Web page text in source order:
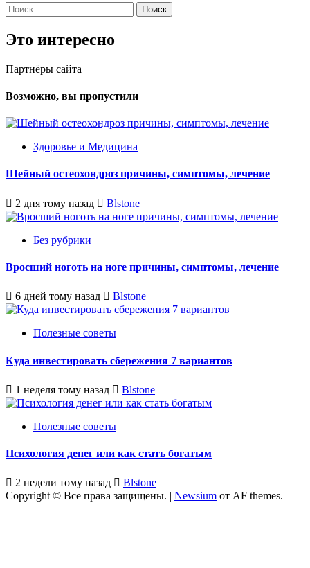
Найти:
Это интересно
Партнёры сайта
Возможно, вы пропустили
Здоровье и Медицина
Шейный остеохондроз причины, симптомы, лечение
2 дня тому назад Blstone
Без рубрики
Вросший ноготь на ноге причины, симптомы, лечение
6 дней тому назад Blstone
Полезные советы
Куда инвестировать сбережения 7 вариантов
1 неделя тому назад Blstone
Полезные советы
Психология денег или как стать богатым
2 недели тому назад
Blstone
Copyright © Все права защищены. | Newsium от AF themes.